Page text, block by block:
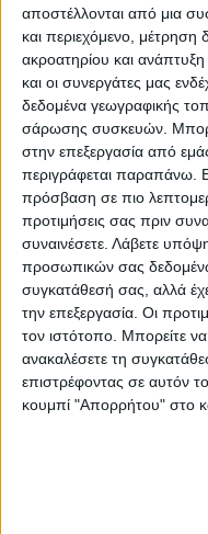
αποστέλλονται από μια
και περιεχόμενο, μέτρηση
ακροατηρίου και
και οι συνεργάτες μας
δεδομένα γεωγραφικής
σάρωσης συσκευών.
στην επεξεργασία από
περιγράφεται παραπάνω.
πρόσβαση σε πιο
προτιμήσεις σας πριν
συναινέσετε. Λάβετε
προσωπικών σας
συγκατάθεσή σας, αλλά
την επεξεργασία. Οι
τον ιστότοπο. Μπορείτε
ανακαλέσετε τη
επιστρέφοντας σε αυτόν
κουμπί "Απορρήτου" στο
Η Αρχαιότερη
ΠΑΡΟΜΟΙΑ ΑΡΘΡΑ